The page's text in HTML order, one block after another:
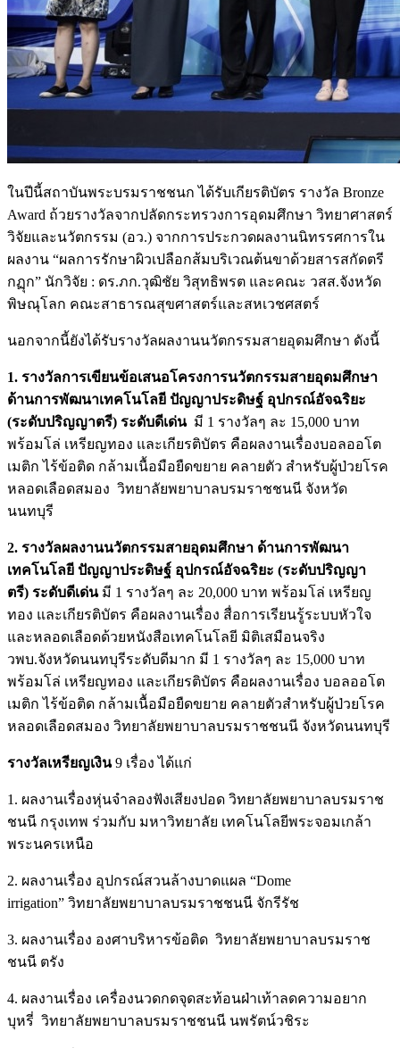
ในปีนี้สถาบันพระบรมราชชนก ได้รับเกียรติบัตร รางวัล Bronze
Award ถ้วยรางวัลจากปลัดกระทรวงการอุดมศึกษา วิทยาศาสตร์
วิจัยและนวัตกรรม (อว.) จากการประกวดผลงานนิทรรศการใน
ผลงาน “ผลการรักษาผิวเปลือกส้มบริเวณต้นขาด้วยสารสกัดตรี
กฏุก” นักวิจัย : ดร.ภก.วุฒิชัย วิสุทธิพรต และคณะ วสส.จังหวัด
พิษณุโลก คณะสาธารณสุขศาสตร์และสหเวชศสตร์
นอกจากนี้ยังได้รับรางวัลผลงานนวัตกรรมสายอุดมศึกษา ดังนี้
1. รางวัลการเขียนข้อเสนอโครงการนวัตกรรมสายอุดมศึกษา
ด้านการพัฒนาเทคโนโลยี ปัญญาประดิษฐ์ อุปกรณ์อัจฉริยะ
(ระดับปริญญาตรี) ระดับดีเด่นมี 1 รางวัลๆ ละ 15,000 บาท
พร้อมโล่ เหรียญทอง และเกียรติบัตร คือผลงานเรื่องบอลออโต
เมติก ไร้ข้อติด กล้ามเนื้อมือยืดขยาย คลายตัว สำหรับผู้ป่วยโรค
หลอดเลือดสมอง วิทยาลัยพยาบาลบรมราชชนนี จังหวัด
นนทบุรี
2. รางวัลผลงานนวัตกรรมสายอุดมศึกษา ด้านการพัฒนา
เทคโนโลยี ปัญญาประดิษฐ์ อุปกรณ์อัจฉริยะ (ระดับปริญญา
ตรี) ระดับดีเด่น มี 1 รางวัลๆ ละ 20,000 บาท พร้อมโล่ เหรียญ
ทอง และเกียรติบัตร คือผลงานเรื่อง สื่อการเรียนรู้ระบบหัวใจ
และหลอดเลือดด้วยหนังสือเทคโนโลยี มิติเสมือนจริง
วพบ.จังหวัดนนทบุรีระดับดีมาก มี 1 รางวัลๆ ละ 15,000 บาท
พร้อมโล่ เหรียญทอง และเกียรติบัตร คือผลงานเรื่อง บอลออโต
เมติก ไร้ข้อติด กล้ามเนื้อมือยืดขยาย คลายตัวสําหรับผู้ป่วยโรค
หลอดเลือดสมอง วิทยาลัยพยาบาลบรมราชชนนี จังหวัดนนทบุรี
รางวัลเหรียญเงิน9 เรื่อง ได้แก่
1. ผลงานเรื่องหุ่นจําลองฟังเสียงปอด วิทยาลัยพยาบาลบรมราช
ชนนี กรุงเทพ ร่วมกับ มหาวิทยาลัย เทคโนโลยีพระจอมเกล้า
พระนครเหนือ
2. ผลงานเรื่อง อุปกรณ์สวนล้างบาดแผล “Dome
irrigation” วิทยาลัยพยาบาลบรมราชชนนี จักรีรัช
3. ผลงานเรื่อง องศาบริหารข้อติด วิทยาลัยพยาบาลบรมราช
ชนนี ตรัง
4. ผลงานเรื่อง เครื่องนวดกดจุดสะท้อนฝ่าเท้าลดความอยาก
บุหรี่ วิทยาลัยพยาบาลบรมราชชนนี นพรัตน์วชิระ